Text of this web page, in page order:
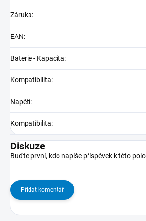
Záruka:
EAN:
Baterie - Kapacita:
Kompatibilita:
Napětí:
Kompatibilita:
Diskuze
Buďte první, kdo napíše příspěvek k této
Přidat komentář